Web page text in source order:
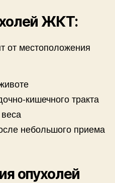
ЖКТ:
от местоположения
кишечного тракта
небольшого приема
опухолей